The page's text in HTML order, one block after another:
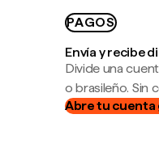
PAGOS
Envía y recibe
Divide una
o brasileño. Sin
Abre tu cuenta